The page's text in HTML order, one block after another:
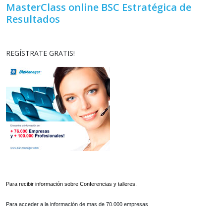
MasterClass online BSC Estratégica de
Resultados
REGÍSTRATE GRATIS!
Para recibir información sobre Conferencias y talleres.
Para acceder a la información de mas de 70.000 empresas